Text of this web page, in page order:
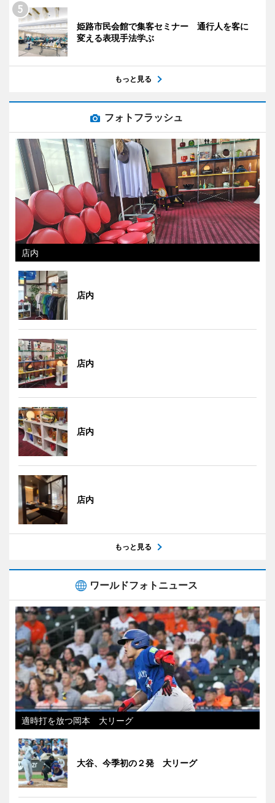
姫路市民会館で集客セミナー 通行人を客に
変える表現手法学ぶ
もっと見る
フォトフラッシュ
店内
店内
店内
店内
店内
もっと見る
ワールドフォトニュース
適時打を放つ岡本 大リーグ
大谷、今季初の２発 大リーグ